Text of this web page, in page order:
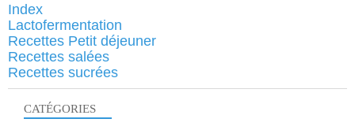
Index
Lactofermentation
Recettes Petit déjeuner
Recettes salées
Recettes sucrées
CATÉGORIES